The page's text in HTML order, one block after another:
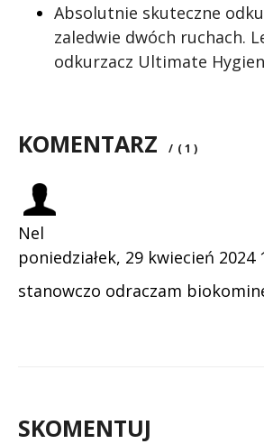
Absolutnie skuteczne
zaledwie dwóch ruchach.
odkurzacz Ultimate
KOMENTARZ / ( 1 )
Nel
poniedziałek, 29 kwiecień 2024
stanowczo odraczam
SKOMENTUJ